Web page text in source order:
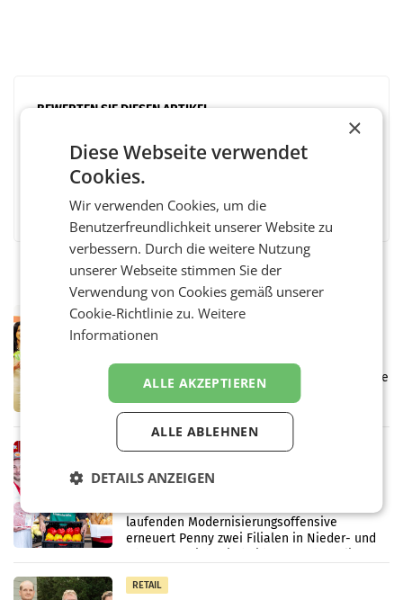
BEWERTEN SIE DIESEN ARTIKEL
RETAIL
Eine Bühne für Zirkularität: ARA und
Kreislauffähigkeit
Über den gesamten August hinweg rücken die
Altstoff Recycling Austria AG (ARA) und der
Handelskonzern Müller die Initiative
„Kreislauf-Helden“ in allen österreichischen
RETAIL
Penny modernisiert zwei Filialen in
laufenden Modernisierungsoffensive
erneuert Penny zwei Filialen in Nieder- und
RETAIL
×
Diese Webseite verwendet
Cookies.
Wir verwenden Cookies, um die
Benutzerfreundlichkeit unserer Website zu
verbessern. Durch die weitere Nutzung
unserer Webseite stimmen Sie der
Verwendung von Cookies gemäß unserer
Cookie-Richtlinie zu.Weitere
Informationen
ALLE AKZEPTIEREN
ALLE ABLEHNEN
DETAILS ANZEIGEN